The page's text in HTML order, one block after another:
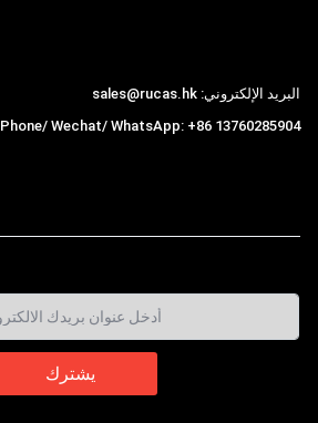
البريد الإلكتروني: sales@rucas.hk
Phone/ Wechat/ WhatsApp: +86 13760285904